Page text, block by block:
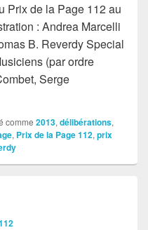
Prix de la Page 112 au
: Andrea Marcelli
B. Reverdy Special
(par ordre
Serge
comme 2013,délibérations,
, Prix de la Page 112,prix